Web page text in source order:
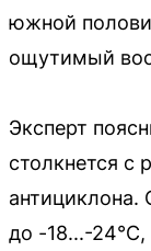
южной
ощутимый
Эксперт
столкнется с
антициклона.
до -18...-